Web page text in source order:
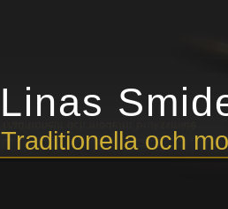
Linas
Traditionella och